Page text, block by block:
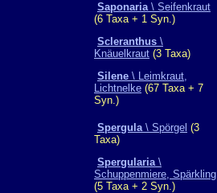
Saponaria\ Seifenkraut
(6 Taxa + 1 Syn.)
Scleranthus \
Knäuelkraut (3 Taxa)
Silene \ Leimkraut,
Lichtnelke (67 Taxa + 7
Syn.)
Spergula\ Spörgel (3
Taxa)
Spergularia\
Schuppenmiere, Spärkling
(5 Taxa + 2 Syn.)